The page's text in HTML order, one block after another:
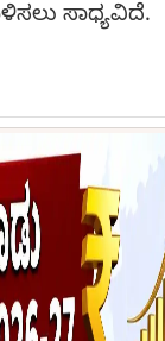
ಸಾಧ್ಯವಿದೆ.